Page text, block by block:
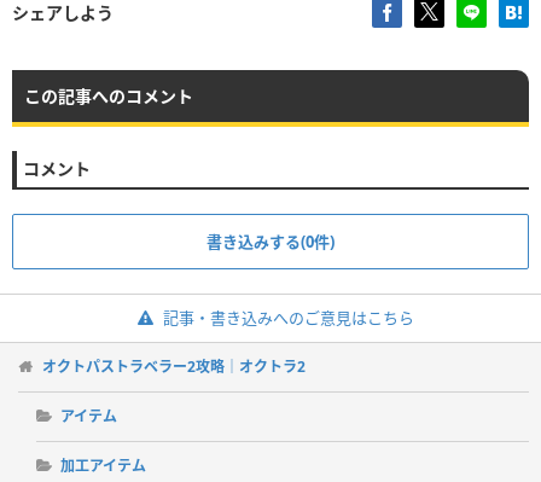
シェアしよう
この記事へのコメント
コメント
書き込みする(0件)
記事・書き込みへのご意見はこちら
オクトパストラベラー2攻略｜オクトラ2
アイテム
加工アイテム